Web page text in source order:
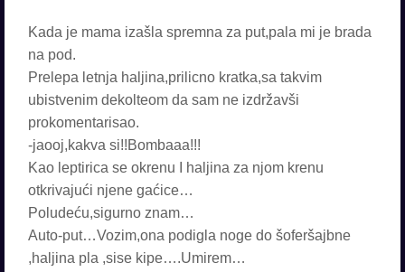
Kada je mama izašla spremna za put,pala mi je brada
na pod.
Prelepa letnja haljina,prilicno kratka,sa takvim
ubistvenim dekolteom da sam ne izdržavši
prokomentarisao.
-jaooj,kakva si!!Bombaaa!!!
Kao leptirica se okrenu I haljina za njom krenu
otkrivajući njene gaćice…
Poludeću,sigurno znam…
Auto-put…Vozim,ona podigla noge do šoferšajbne
,haljina pla ,sise kipe….Umirem…